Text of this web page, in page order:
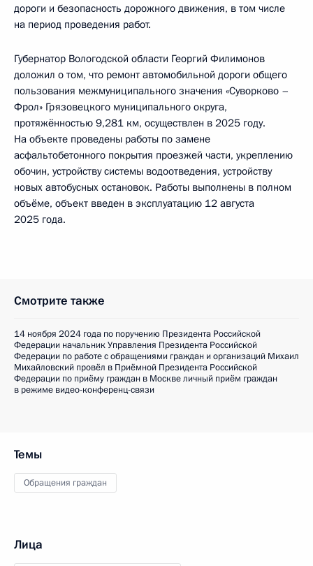
дороги и безопасность дорожного движения, в том числе
на период проведения работ.
Губернатор Вологодской области Георгий Филимонов
доложил о том, что ремонт автомобильной дороги общего
пользования межмуниципального значения «Суворково –
Фрол» Грязовецкого муниципального округа,
протяжённостью 9,281 км, осуществлен в 2025 году.
На объекте проведены работы по замене
асфальтобетонного покрытия проезжей части, укреплению
обочин, устройству системы водоотведения, устройству
новых автобусных остановок. Работы выполнены в полном
объёме, объект введен в эксплуатацию 12 августа
2025 года.
Смотрите также
14 ноября 2024 года по поручению Президента Российской
Федерации начальник Управления Президента Российской
Федерации по работе с обращениями граждан и организаций Михаил
Михайловский провёл в Приёмной Президента Российской
Федерации по приёму граждан в Москве личный приём граждан
в режиме видео-конференц-связи
Темы
Обращения граждан
Лица